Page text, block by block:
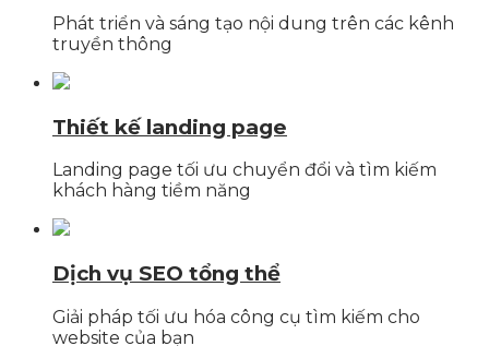
Phát triển và sáng tạo nội dung trên các kênh
truyền thông
Thiết kế landing page
Landing page tối ưu chuyển đổi và tìm kiếm
khách hàng tiềm năng
Dịch vụ SEO tổng thể
Giải pháp tối ưu hóa công cụ tìm kiếm cho
website của bạn